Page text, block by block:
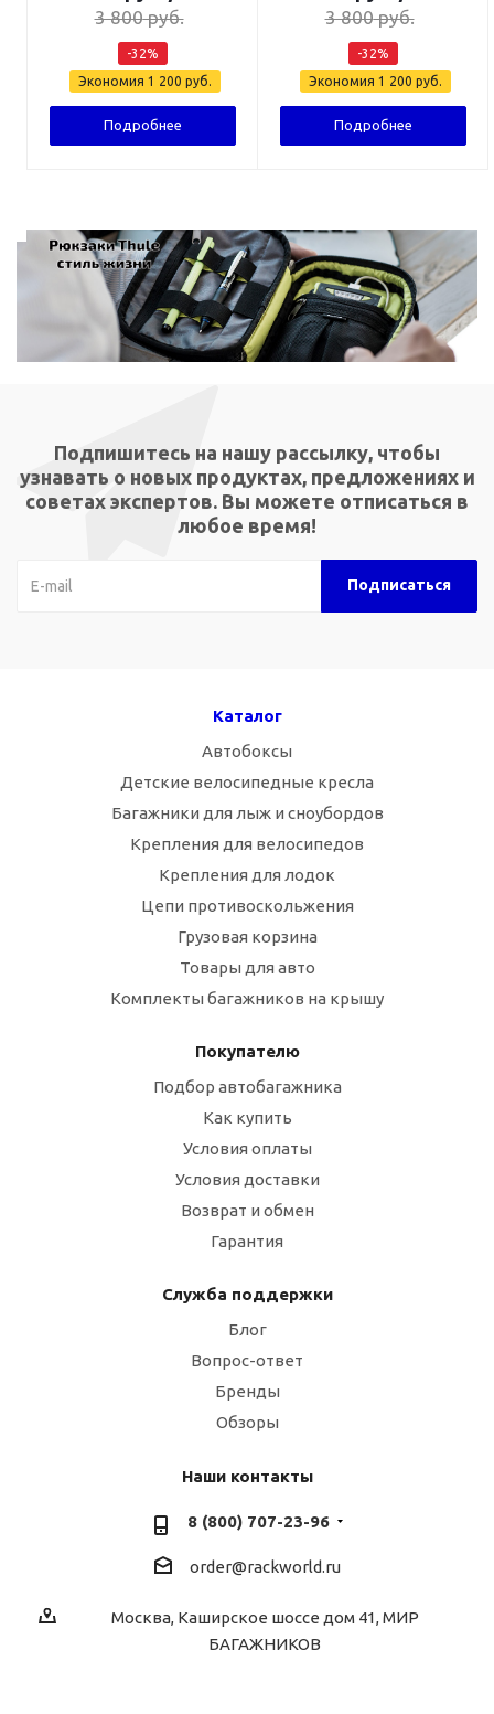
3 800руб.
-32%
Экономия 1 200 руб.
Подробнее
3 800руб.
-32%
Экономия 1 200 руб.
Подробнее
Подпишитесь на нашу рассылку, чтобы
узнавать о новых продуктах, предложениях и
советах экспертов. Вы можете отписаться в
любое время!
Каталог
Автобоксы
Детские велосипедные кресла
Багажники для лыж и сноубордов
Крепления для велосипедов
Крепления для лодок
Цепи противоскольжения
Грузовая корзина
Товары для авто
Комплекты багажников на крышу
Покупателю
Подбор автобагажника
Как купить
Условия оплаты
Условия доставки
Возврат и обмен
Гарантия
Служба поддержки
Блог
Вопрос-ответ
Бренды
Обзоры
Наши контакты
8 (800) 707-23-96
order@rackworld.ru
Москва, Каширское шоссе дом 41, МИР
БАГАЖНИКОВ